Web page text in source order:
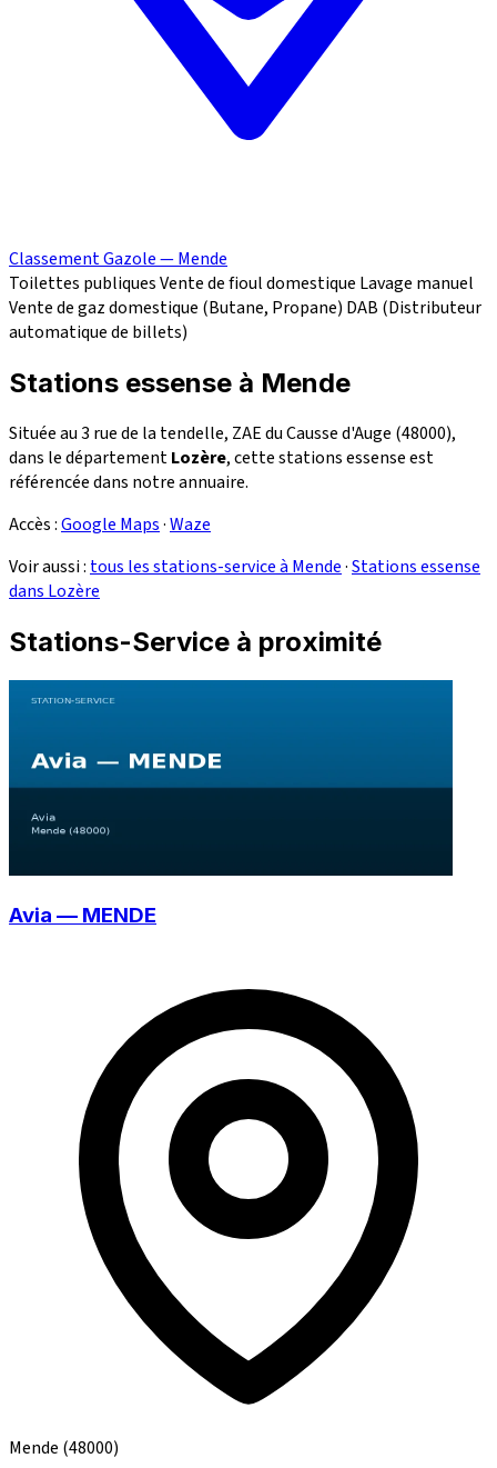
Classement Gazole — Mende
Toilettes publiquesVente de fioul domestique Lavage manuel
Vente de gaz domestique (Butane, Propane) DAB (Distributeur
automatique de billets)
Stations essense à Mende
Située au 3 rue de la tendelle, ZAE du Causse d'Auge (48000),
dans le départementLozère, cette stations essense est
référencée dans notre annuaire.
Accès :Google Maps·Waze
Voir aussi : tous les stations-service à Mende·Stations essense
dans Lozère
Stations-Service à proximité
Avia — MENDE
Mende (48000)